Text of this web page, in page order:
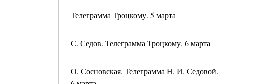
Телеграмма Троцкому. 5 марта
С. Седов. Телеграмма Троцкому. 6 марта
О. Сосновская. Телеграмма Н. И. Седовой.